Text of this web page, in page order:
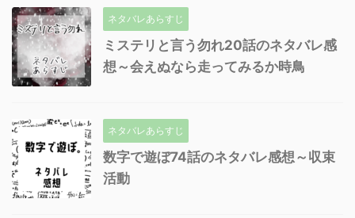
ネタバレあらすじ
ミステリと言う勿れ20話のネタバレ感
想～会えぬなら走ってみるか時鳥
ネタバレあらすじ
数字で遊ぼ74話のネタバレ感想～収束
活動